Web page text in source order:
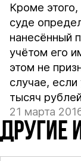
Кроме
суде
нанесённый
учётом его
этом не
случае,
тысяч
21 марта
ДРУГИЕ